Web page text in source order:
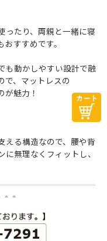
ったり、両親と一緒に寝
すすめです。
も動かしやすい設計で融
で、マットレスの
魅力！
える構造なので、腰や背
無理なくフィットし、